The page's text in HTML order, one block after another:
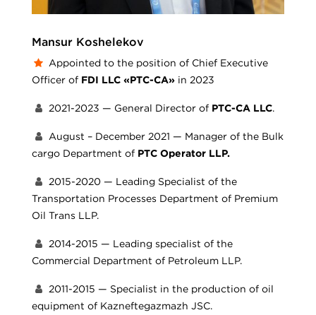
Mansur Koshelekov
Appointed to the position of Chief Executive
Officer of FDI LLC «PTC-CA» in 2023
2021-2023 — General Director of PTC-CA LLC.
August – December 2021 — Manager of the Bulk
cargo Department of PTC Operator LLP.
2015-2020 — Leading Specialist of the
Transportation Processes Department of Premium
Oil Trans LLP.
2014-2015 — Leading specialist of the
Commercial Department of Petroleum LLP.
2011-2015 — Specialist in the production of oil
equipment of Kazneftegazmazh JSC.